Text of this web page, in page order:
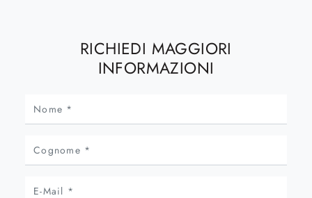
RICHIEDI MAGGIORI
INFORMAZIONI